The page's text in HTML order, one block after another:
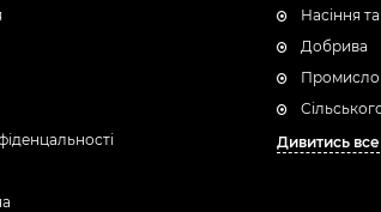
Насіння
Добрива
Дивитись все